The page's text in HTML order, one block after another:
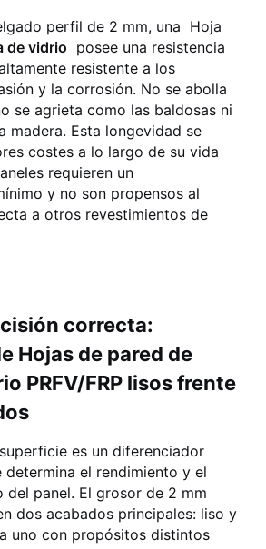
perfil de 2 mm, una Hoja
de vidrio posee una resistencia
resistente a los
y la corrosión. No se abolla
se agrieta como las baldosas ni
madera. Esta longevidad se
costes a lo largo de su vida
requieren un
y no son propensos al
a otros revestimientos de
correcta:
Hojas de pared de
PRFV/FRP lisos frente
es un diferenciador
determina el rendimiento y el
del panel. El grosor de 2 mm
dos acabados principales: liso y
uno con propósitos distintos